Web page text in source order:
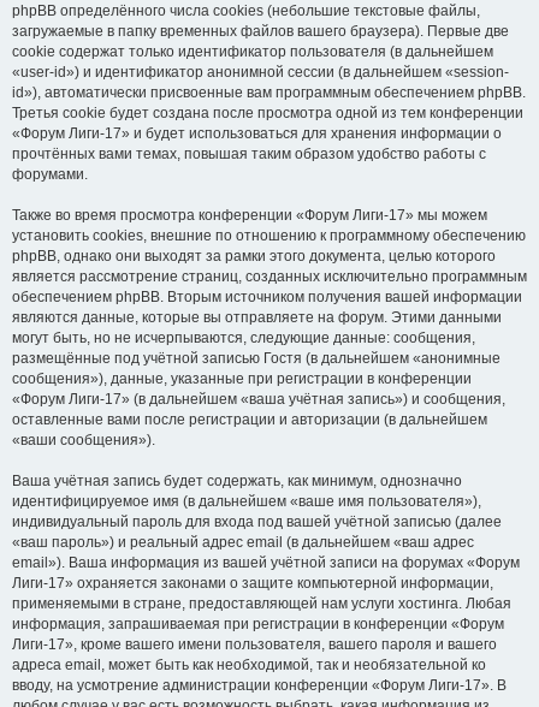
phpBB определённого числа cookies (небольшие текстовые файлы,
загружаемые в папку временных файлов вашего браузера). Первые две
cookie содержат только идентификатор пользователя (в дальнейшем
«user-id») и идентификатор анонимной сессии (в дальнейшем «session-
id»), автоматически присвоенные вам программным обеспечением phpBB.
Третья cookie будет создана после просмотра одной из тем конференции
«Форум Лиги-17» и будет использоваться для хранения информации о
прочтённых вами темах, повышая таким образом удобство работы с
форумами.
Также во время просмотра конференции «Форум Лиги-17» мы можем
установить cookies, внешние по отношению к программному обеспечению
phpBB, однако они выходят за рамки этого документа, целью которого
является рассмотрение страниц, созданных исключительно программным
обеспечением phpBB. Вторым источником получения вашей информации
являются данные, которые вы отправляете на форум. Этими данными
могут быть, но не исчерпываются, следующие данные: сообщения,
размещённые под учётной записью Гостя (в дальнейшем «анонимные
сообщения»), данные, указанные при регистрации в конференции
«Форум Лиги-17» (в дальнейшем «ваша учётная запись») и сообщения,
оставленные вами после регистрации и авторизации (в дальнейшем
«ваши сообщения»).
Ваша учётная запись будет содержать, как минимум, однозначно
идентифицируемое имя (в дальнейшем «ваше имя пользователя»),
индивидуальный пароль для входа под вашей учётной записью (далее
«ваш пароль») и реальный адрес email (в дальнейшем «ваш адрес
email»). Ваша информация из вашей учётной записи на форумах «Форум
Лиги-17» охраняется законами о защите компьютерной информации,
применяемыми в стране, предоставляющей нам услуги хостинга. Любая
информация, запрашиваемая при регистрации в конференции «Форум
Лиги-17», кроме вашего имени пользователя, вашего пароля и вашего
адреса email, может быть как необходимой, так и необязательной ко
вводу, на усмотрение администрации конференции «Форум Лиги-17». В